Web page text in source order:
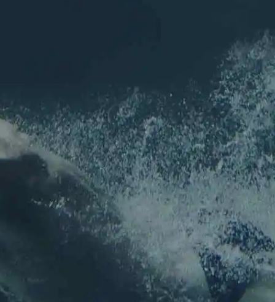
NEWSLETTER
Pour ne rien louper de l'actu de l'association !
Nom*
Prénom
E-mail
E-mail